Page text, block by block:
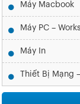
Máy Macbook
Máy PC –
Máy In
Thiết Bị Mạng